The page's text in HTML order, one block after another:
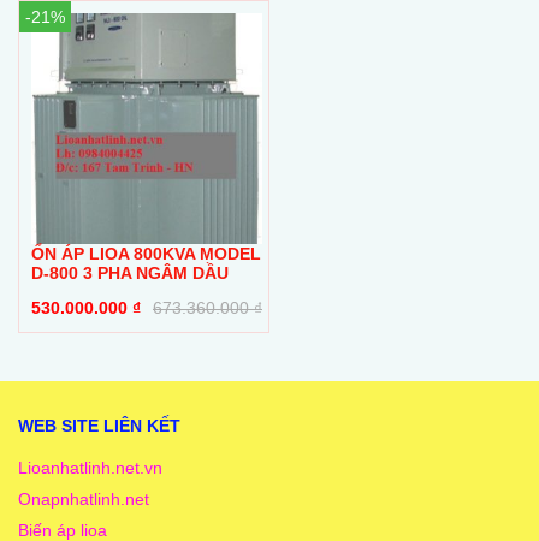
-21%
ỔN ÁP LIOA 800KVA MODEL
D-800 3 PHA NGÂM DẦU
673.360.000₫
530.000.000 ₫
WEB SITE LIÊN KẾT
Lioanhatlinh.net.vn
Onapnhatlinh.net
Biến áp lioa